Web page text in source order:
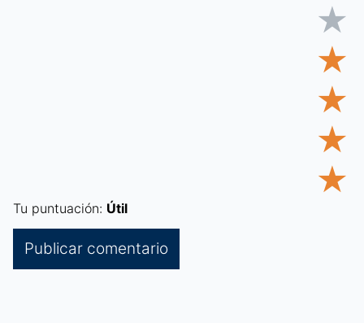
★
★
★
★
★
Tu puntuación: Útil